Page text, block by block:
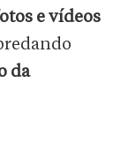
e vídeos
da